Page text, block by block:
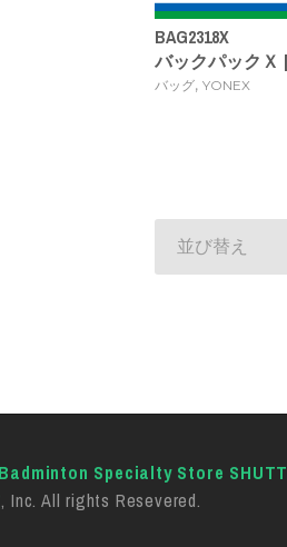
BAG2318X
バックパックＸ
バッグ, YONEX
並び替え
Specialty Store
, Inc. All rights Resevered.